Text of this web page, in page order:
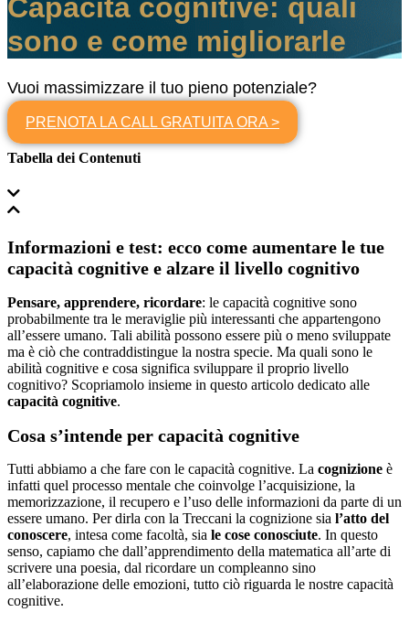
Capacità cognitive: quali
sono e come migliorarle
Vuoi massimizzare il tuo pieno potenziale?
PRENOTA LA CALL GRATUITA ORA >
Tabella dei Contenuti
Informazioni e test: ecco come aumentare le tue
capacità cognitive e alzare il livello cognitivo
Pensare, apprendere, ricordare: le capacità cognitive sono
probabilmente tra le meraviglie più interessanti che appartengono
all’essere umano. Tali abilità possono essere più o meno sviluppate
ma è ciò che contraddistingue la nostra specie. Ma quali sono le
abilità cognitive e cosa significa sviluppare il proprio livello
cognitivo? Scopriamolo insieme in questo articolo dedicato alle
capacità cognitive.
Cosa s’intende per capacità cognitive
Tutti abbiamo a che fare con le capacità cognitive. La cognizione è
infatti quel processo mentale che coinvolge l’acquisizione, la
memorizzazione, il recupero e l’uso delle informazioni da parte di un
essere umano. Per dirla con la Treccani la cognizione sia l’atto del
conoscere, intesa come facoltà, sia le cose conosciute. In questo
senso, capiamo che dall’apprendimento della matematica all’arte di
scrivere una poesia, dal ricordare un compleanno sino
all’elaborazione delle emozioni, tutto ciò riguarda le nostre capacità
cognitive.